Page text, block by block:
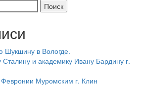
Шукшину в Вологде.
и академику Ивану Бардину г.
Муромским г. Клин